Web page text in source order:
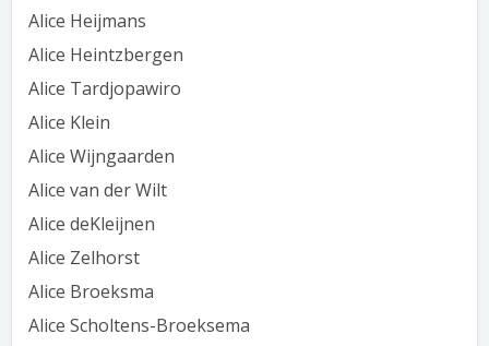
Alice Heijmans
Alice Heintzbergen
Alice Tardjopawiro
Alice Klein
Alice Wijngaarden
Alice van der Wilt
Alice deKleijnen
Alice Zelhorst
Alice Broeksma
Alice Scholtens-Broeksema